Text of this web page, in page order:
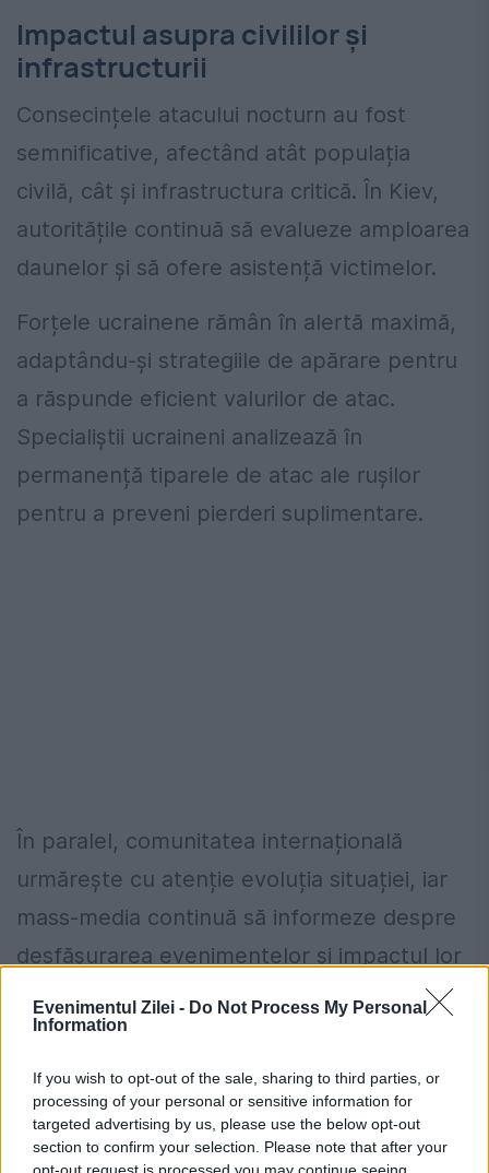
Evenimentul Zilei - Do Not Process My Personal
Information
If you wish to opt-out of the sale, sharing to third parties, or
processing of your personal or sensitive information for
targeted advertising by us, please use the below opt-out
section to confirm your selection. Please note that after your
Impactul asupra civililor și
infrastructurii
Consecințele atacului nocturn au fost
semnificative, afectând atât populația
civilă, cât și infrastructura critică. În Kiev,
autoritățile continuă să evalueze amploarea
daunelor și să ofere asistență victimelor.
Forțele ucrainene rămân în alertă maximă,
adaptându-și strategiile de apărare pentru
a răspunde eficient valurilor de atac.
Specialiștii ucraineni analizează în
permanență tiparele de atac ale rușilor
pentru a preveni pierderi suplimentare.
În paralel, comunitatea internațională
urmărește cu atenție evoluția situației, iar
mass-media continuă să informeze despre
desfășurarea evenimentelor și impactul lor
asupra țării.
în energie: „Trebuie să accelerăm cât se
poate de repede acele investiții”